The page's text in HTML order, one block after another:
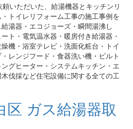
いただいた、給湯機器とキッチンリ
トイレリフォーム工事の施工事例を
湯器・エコジョーズ・瞬間湯沸し
ト・電気温水器・暖房付き給湯器・
機・浴室テレビ・洗面化粧台・トイ
レンジフード・食器洗い機・ビルト
グヒーター・システムキッチン・エ
伐採など住宅設備に関する全ての工
区 ガス給湯器取